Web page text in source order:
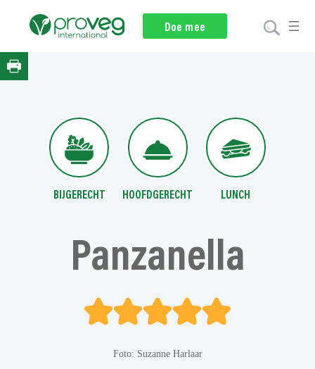
inhoud
Doe mee
Nieuwsbrief
Doneer
BIJGERECHT HOOFDGERECHT LUNCH
Panzanella
Foto: Suzanne Harlaar